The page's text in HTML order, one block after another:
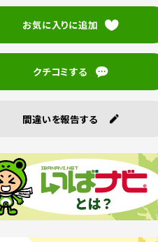
お気に入りに追加
クチコミする
間違いを報告する